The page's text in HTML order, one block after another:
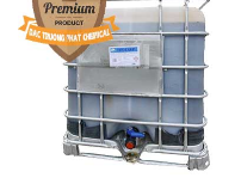
Chất tạo bọt Las P Tico Tank
IBC Bồn Việt Nam